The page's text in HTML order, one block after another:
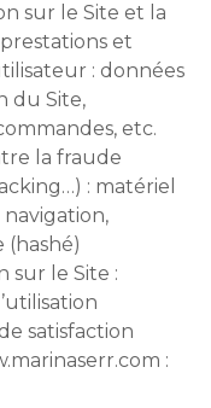
sur le Site et la
et
: données
du Site,
etc.
la fraude
: matériel
(hashé)
sur le Site :
satisfaction
: